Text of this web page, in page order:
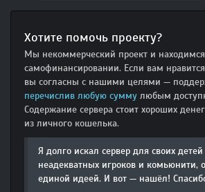
Хотите помочь проекту?
Мы некоммерческий проект и
самофинансировании. Если вам
вы согласны с нашими целями —
перечислив любую сумму любым
Содержание сервера стоит хороших
из личного кошелька.
Я долго искал сервер для своих детей
неадекватных игроков и комьюнити,
единой идеей. И вот — нашёл!